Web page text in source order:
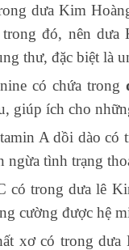
dưa Kim
trong đó, nên dưa
thư, đặc biệt là
có chứa trong
giúp ích cho
A dồi dào có
ngừa tình trạng
có trong dưa lê
cường được hệ
xơ có trong dưa